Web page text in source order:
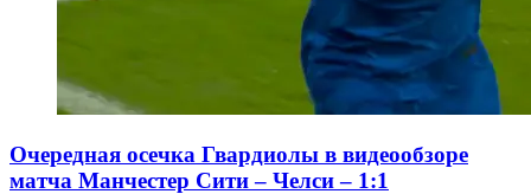
Очередная осечка Гвардиолы в видеообзоре
матча Манчестер Сити – Челси – 1:1